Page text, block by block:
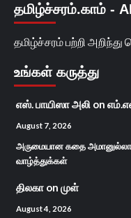
தமிழ்ச்சரம்.காம் -
தமிழ்ச்சரம் பற்றி அறிந்து
உங்கள் கருத்து
எஸ். பாயிஸா அலி on
August 7, 2026
அருமையான கதை
வாழ்த்துக்கள்
திலகா on முள்
August 4, 2026